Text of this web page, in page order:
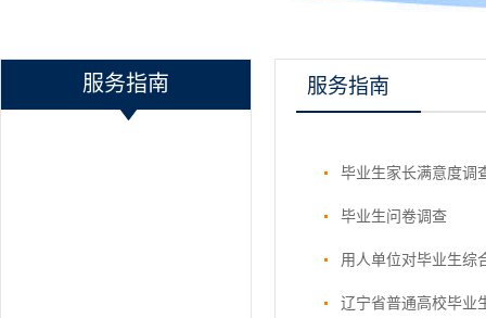
服务指南 服务指南
毕业生家长满意度调
毕业生问卷调查
用人单位对毕业生综
辽宁省普通高校毕业